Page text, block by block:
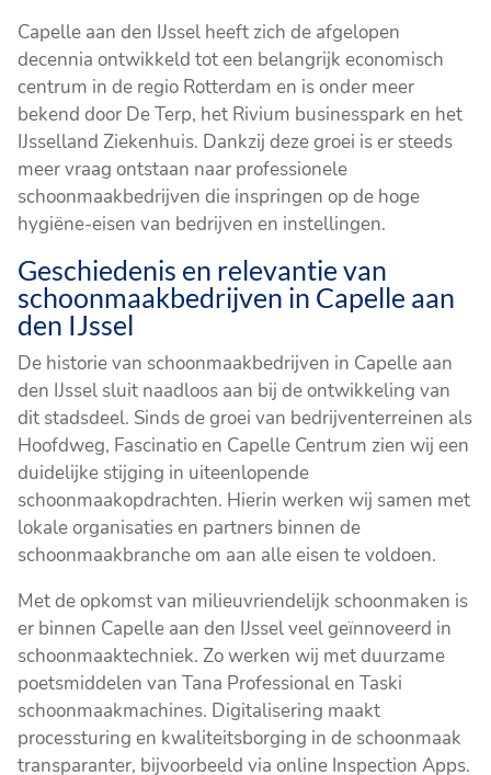
Capelle aan den IJssel heeft zich de afgelopen
decennia ontwikkeld tot een belangrijk economisch
centrum in de regio Rotterdam en is onder meer
bekend door De Terp, het Rivium businesspark en het
IJsselland Ziekenhuis. Dankzij deze groei is er steeds
meer vraag ontstaan naar professionele
schoonmaakbedrijven die inspringen op de hoge
hygiëne-eisen van bedrijven en instellingen.
Geschiedenis en relevantie van
schoonmaakbedrijven in Capelle aan
den IJssel
De historie van schoonmaakbedrijven in Capelle aan
den IJssel sluit naadloos aan bij de ontwikkeling van
dit stadsdeel. Sinds de groei van bedrijventerreinen als
Hoofdweg, Fascinatio en Capelle Centrum zien wij een
duidelijke stijging in uiteenlopende
schoonmaakopdrachten. Hierin werken wij samen met
lokale organisaties en partners binnen de
schoonmaakbranche om aan alle eisen te voldoen.
Met de opkomst van milieuvriendelijk schoonmaken is
er binnen Capelle aan den IJssel veel geïnnoveerd in
schoonmaaktechniek. Zo werken wij met duurzame
poetsmiddelen van Tana Professional en Taski
schoonmaakmachines. Digitalisering maakt
processturing en kwaliteitsborging in de schoonmaak
transparanter, bijvoorbeeld via online Inspection Apps.